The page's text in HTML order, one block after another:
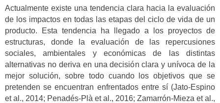
Actualmente existe una tendencia clara hacia la evaluación
de los impactos en todas las etapas del ciclo de vida de un
producto. Esta tendencia ha llegado a los proyectos de
estructuras, donde la evaluación de las repercusiones
sociales, ambientales y económicas de las distintas
alternativas no deriva en una decisión clara y unívoca de la
mejor solución, sobre todo cuando los objetivos que se
pretenden se encuentran enfrentados entre sí (Jato-Espino
et al., 2014; Penadés-Plà et al., 2016; Zamarrón-Mieza et al.,